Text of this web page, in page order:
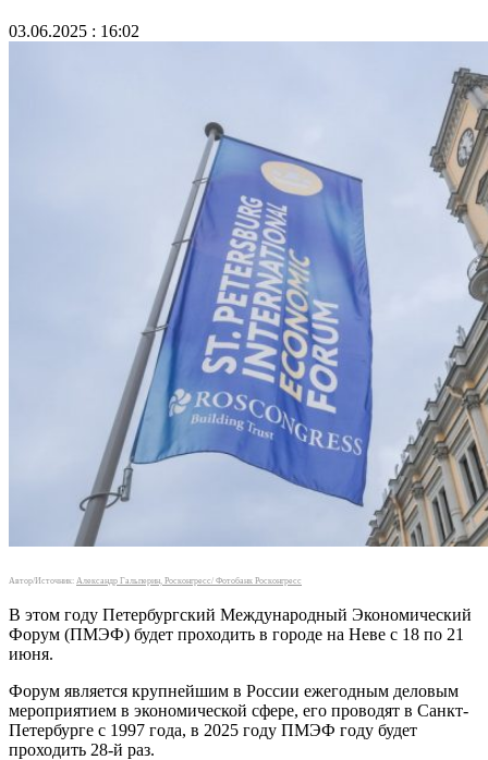
03.06.2025 : 16:02
Автор/Источник: Александр Гальперин, Росконгресс/ Фотобанк Росконгресс
В этом году Петербургский Международный Экономический
Форум (ПМЭФ) будет проходить в городе на Неве с 18 по 21
июня.
Форум является крупнейшим в России ежегодным деловым
мероприятием в экономической сфере, его проводят в Санкт-
Петербурге с 1997 года, в 2025 году ПМЭФ году будет
проходить 28-й раз.